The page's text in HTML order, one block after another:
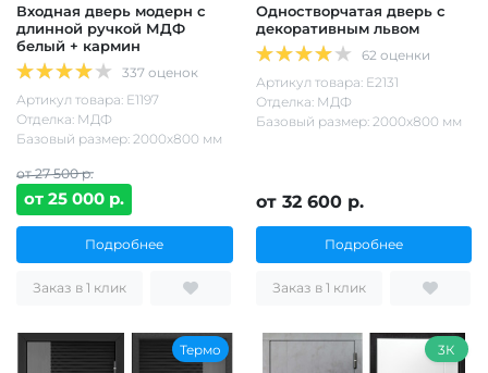
Входная дверь модерн с
длинной ручкой МДФ
белый + кармин
337 оценок
Артикул товара: Е1197
Отделка: МДФ
Базовый размер: 2000х800 мм
от 27 500 р.
от 25 000 р.
Подробнее
Заказ в 1 клик
Одностворчатая дверь с
декоративным львом
62 оценки
Артикул товара: Е2131
Отделка: МДФ
Базовый размер: 2000х800 мм
от 32 600 р.
Подробнее
Заказ в 1 клик
Термо 3К